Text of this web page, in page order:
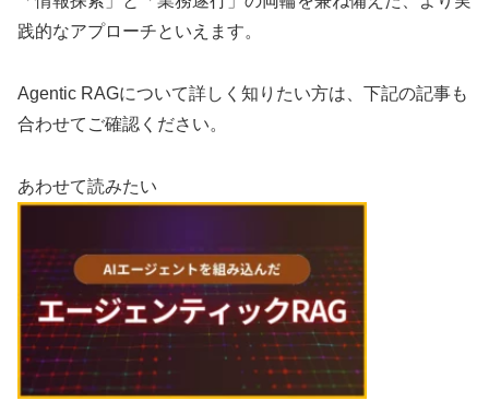
践的なアプローチといえます。
Agentic RAGについて詳しく知りたい方は、下記の記事も
合わせてご確認ください。
あわせて読みたい